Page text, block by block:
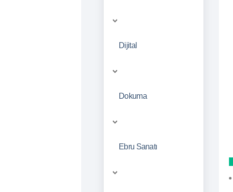
Dijital
Dokuma
Ebru Sanatı